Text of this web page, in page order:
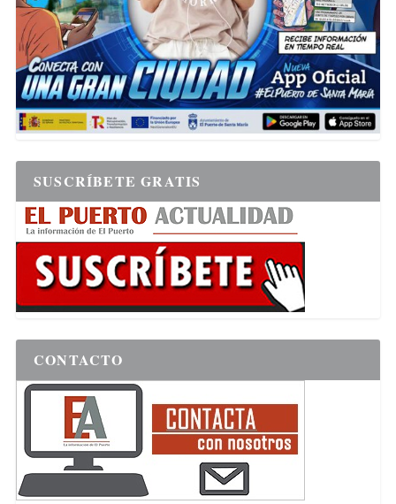
SUSCRÍBETE GRATIS
CONTACTO